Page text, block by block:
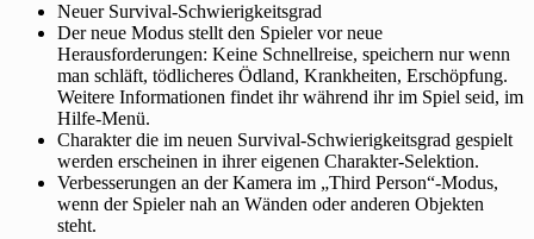
Neuer Survival-Schwierigkeitsgrad
Der neue Modus stellt den Spieler vor neue
Herausforderungen: Keine Schnellreise, speichern nur wenn
man schläft, tödlicheres Ödland, Krankheiten, Erschöpfung.
Weitere Informationen findet ihr während ihr im Spiel seid, im
Hilfe-Menü.
Charakter die im neuen Survival-Schwierigkeitsgrad gespielt
werden erscheinen in ihrer eigenen Charakter-Selektion.
Verbesserungen an der Kamera im „Third Person“-Modus,
wenn der Spieler nah an Wänden oder anderen Objekten
steht.